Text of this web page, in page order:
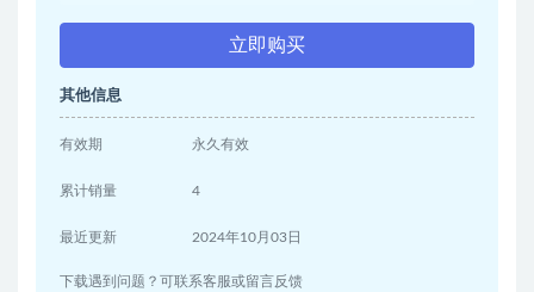
立即购买
其他信息
有效期 永久有效
累计销量 4
最近更新 2024年10月03日
下载遇到问题？可联系客服或留言反馈